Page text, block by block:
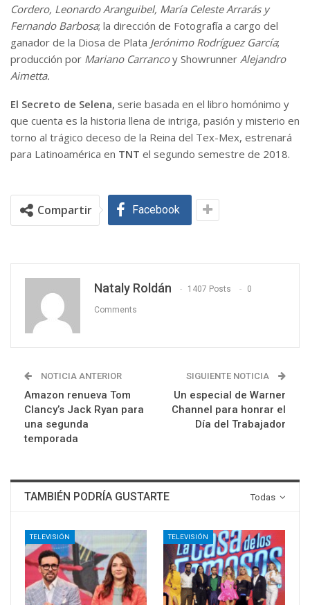
Cordero, Leonardo Aranguibel, María Celeste Arrarás y
Fernando Barbosa; la dirección de Fotografía a cargo del
ganador de la Diosa de Plata Jerónimo Rodríguez García;
producción por Mariano Carrancoy Showrunner Alejandro
Aimetta.
El Secreto de Selena, serie basada en el libro homónimo y
que cuenta es la historia llena de intriga, pasión y misterio en
torno al trágico deceso de la Reina del Tex-Mex, estrenará
para Latinoamérica en TNT el segundo semestre de 2018.
Compartir Facebook
Nataly Roldán 1407 Posts 0
Comments
NOTICIA ANTERIOR
Amazon renueva Tom
Clancy’s Jack Ryan para
una segunda
temporada
SIGUIENTE NOTICIA
Un especial de Warner
Channel para honrar el
Día del Trabajador
Todas
TAMBIÉN PODRÍA GUSTARTE
TELEVISIÓN TELEVISIÓN